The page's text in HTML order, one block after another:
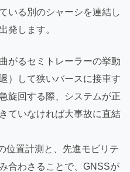
いる別のシャーシを連結し
発します。
がるセミトレーラーの挙動
）して狭いバースに接車す
旋回する際、システムが正
ていなければ大事故に直結
位置計測と、先進モビリテ
合わさることで、GNSSが